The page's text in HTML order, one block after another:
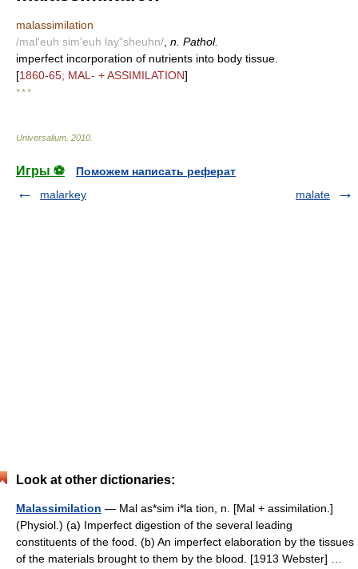
malassimilation
/mal'euh sim'euh lay"sheuhn/ n. Pathol.
imperfect incorporation of nutrients into body tissue.
[1860-65; MAL- + ASSIMILATION]
* * *
Universalium 2010
Игры ⚽
Поможем написать реферат
malarkey
malate
Look at other dictionaries:
Malassimilation — Mal as*sim i*la tion, n. [Mal + assimilation.]
(Physiol.) (a) Imperfect digestion of the several leading
constituents of the food. (b) An imperfect elaboration by the tissues
of the materials brought to them by the blood. [1913 Webster] …